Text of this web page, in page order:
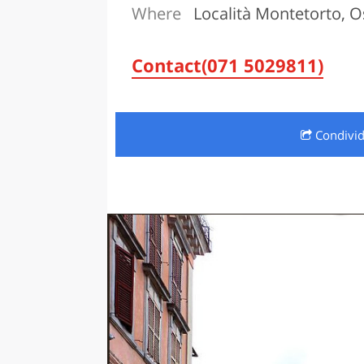
Where Località Montetorto,
Contact(071 5029811)